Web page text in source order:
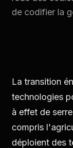
de codifier la
La transition
technologies
à effet de
compris
déploient des